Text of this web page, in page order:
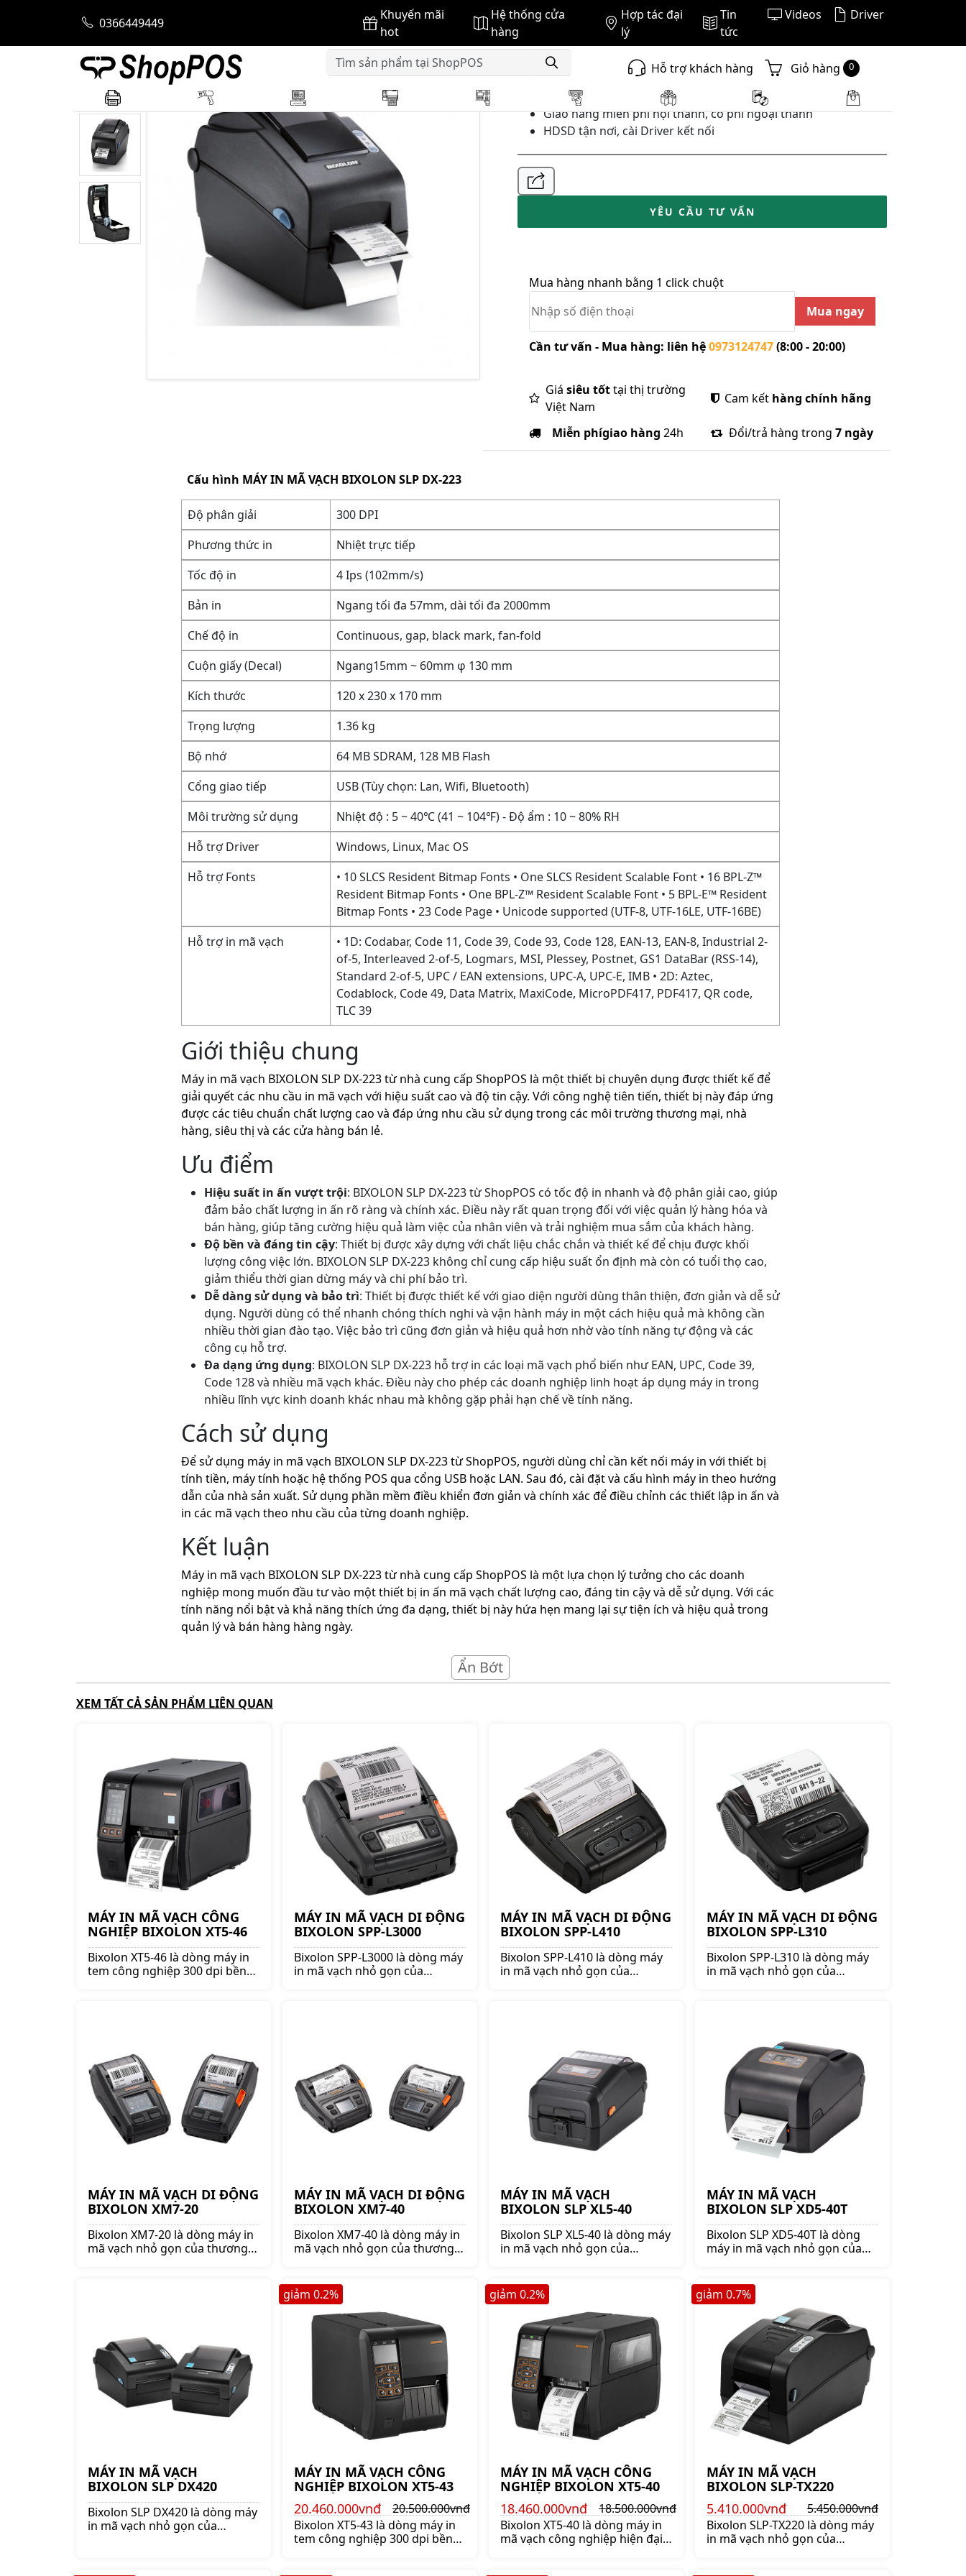
0366449449
Khuyến mãi
hot
Hệ thống cửa
hàng
Hợp tác đại
lý
Tin
tức
Videos Driver
Hỗ trợ khách hàng Giỏ hàng 0
Trang chủ Máy In Mã Vạch Máy In Mã Vạch Bixolon MÁY IN MÃ VẠCH BIXOLON SLP DX-223
GIÁ BÁN :
Giao hàng miễn phí nội thành, có phí ngoại thành
HDSD tận nơi, cài Driver kết nối
YÊU CẦU TƯ VẤN
Mua hàng nhanh bằng 1 click chuột
Mua ngay
Cần tư vấn - Mua hàng: liên hệ0973124747(8:00 - 20:00)
Giá siêu tốttại thị trường
Việt Nam
Cam kết hàng chính hãng
Miễn phígiao hàng 24h Đổi/trả hàng trong 7 ngày
Cấu hình MÁY IN MÃ VẠCH BIXOLON SLP DX-223
Độ phân giải
300 DPI
Phương thức in
Nhiệt trực tiếp
Tốc độ in
4 Ips (102mm/s)
Bản in
Ngang tối đa 57mm, dài tối đa 2000mm
Chế độ in
Continuous, gap, black mark, fan-fold
Cuộn giấy (Decal)
Ngang15mm ~ 60mm φ 130 mm
Kích thước
120 x 230 x 170 mm
Trọng lượng
1.36 kg
Bộ nhớ
64 MB SDRAM, 128 MB Flash
Cổng giao tiếp
USB (Tùy chọn: Lan, Wifi, Bluetooth)
Môi trường sử dụng
Nhiệt độ : 5 ~ 40℃ (41 ~ 104℉) - Độ ẩm : 10 ~ 80% RH
Hỗ trợ Driver
Windows, Linux, Mac OS
Hỗ trợ Fonts
• 10 SLCS Resident Bitmap Fonts • One SLCS Resident Scalable Font • 16 BPL-Z™
Resident Bitmap Fonts • One BPL-Z™ Resident Scalable Font • 5 BPL-E™ Resident
Bitmap Fonts • 23 Code Page • Unicode supported (UTF-8, UTF-16LE, UTF-16BE)
Hỗ trợ in mã vạch
• 1D: Codabar, Code 11, Code 39, Code 93, Code 128, EAN-13, EAN-8, Industrial 2-
of-5, Interleaved 2-of-5, Logmars, MSI, Plessey, Postnet, GS1 DataBar (RSS-14),
Standard 2-of-5, UPC / EAN extensions, UPC-A, UPC-E, IMB • 2D: Aztec,
Codablock, Code 49, Data Matrix, MaxiCode, MicroPDF417, PDF417, QR code,
TLC 39
Giới thiệu chung
Máy in mã vạch BIXOLON SLP DX-223 từ nhà cung cấp ShopPOS là một thiết bị chuyên dụng được thiết kế để
giải quyết các nhu cầu in mã vạch với hiệu suất cao và độ tin cậy. Với công nghệ tiên tiến, thiết bị này đáp ứng
được các tiêu chuẩn chất lượng cao và đáp ứng nhu cầu sử dụng trong các môi trường thương mại, nhà
hàng, siêu thị và các cửa hàng bán lẻ.
Ưu điểm
Hiệu suất in ấn vượt trội: BIXOLON SLP DX-223 từ ShopPOS có tốc độ in nhanh và độ phân giải cao, giúp
đảm bảo chất lượng in ấn rõ ràng và chính xác. Điều này rất quan trọng đối với việc quản lý hàng hóa và
bán hàng, giúp tăng cường hiệu quả làm việc của nhân viên và trải nghiệm mua sắm của khách hàng.
Độ bền và đáng tin cậy: Thiết bị được xây dựng với chất liệu chắc chắn và thiết kế để chịu được khối
lượng công việc lớn. BIXOLON SLP DX-223 không chỉ cung cấp hiệu suất ổn định mà còn có tuổi thọ cao,
giảm thiểu thời gian dừng máy và chi phí bảo trì.
Dễ dàng sử dụng và bảo trì: Thiết bị được thiết kế với giao diện người dùng thân thiện, đơn giản và dễ sử
dụng. Người dùng có thể nhanh chóng thích nghi và vận hành máy in một cách hiệu quả mà không cần
nhiều thời gian đào tạo. Việc bảo trì cũng đơn giản và hiệu quả hơn nhờ vào tính năng tự động và các
công cụ hỗ trợ.
Đa dạng ứng dụng: BIXOLON SLP DX-223 hỗ trợ in các loại mã vạch phổ biến như EAN, UPC, Code 39,
Code 128 và nhiều mã vạch khác. Điều này cho phép các doanh nghiệp linh hoạt áp dụng máy in trong
nhiều lĩnh vực kinh doanh khác nhau mà không gặp phải hạn chế về tính năng.
Cách sử dụng
Để sử dụng máy in mã vạch BIXOLON SLP DX-223 từ ShopPOS, người dùng chỉ cần kết nối máy in với thiết bị
tính tiền, máy tính hoặc hệ thống POS qua cổng USB hoặc LAN. Sau đó, cài đặt và cấu hình máy in theo hướng
dẫn của nhà sản xuất. Sử dụng phần mềm điều khiển đơn giản và chính xác để điều chỉnh các thiết lập in ấn và
in các mã vạch theo nhu cầu của từng doanh nghiệp.
Kết luận
Máy in mã vạch BIXOLON SLP DX-223 từ nhà cung cấp ShopPOS là một lựa chọn lý tưởng cho các doanh
nghiệp mong muốn đầu tư vào một thiết bị in ấn mã vạch chất lượng cao, đáng tin cậy và dễ sử dụng. Với các
tính năng nổi bật và khả năng thích ứng đa dạng, thiết bị này hứa hẹn mang lại sự tiện ích và hiệu quả trong
quản lý và bán hàng hàng ngày.
Ẩn Bớt
XEM TẤT CẢ SẢN PHẨM LIÊN QUAN
MÁY IN MÃ VẠCH CÔNG
NGHIỆP BIXOLON XT5-46
Bixolon XT5-46 là dòng máy in
tem công nghiệp 300 dpi bền
MÁY IN MÃ VẠCH DI ĐỘNG
BIXOLON SPP-L3000
Bixolon SPP-L3000 là dòng máy
in mã vạch nhỏ gọn của
MÁY IN MÃ VẠCH DI ĐỘNG
BIXOLON SPP-L410
Bixolon SPP-L410 là dòng máy
in mã vạch nhỏ gọn của
MÁY IN MÃ VẠCH DI ĐỘNG
BIXOLON SPP-L310
Bixolon SPP-L310 là dòng máy
in mã vạch nhỏ gọn của
MÁY IN MÃ VẠCH DI ĐỘNG
BIXOLON XM7-20
Bixolon XM7-20 là dòng máy in
mã vạch nhỏ gọn của thương
MÁY IN MÃ VẠCH DI ĐỘNG
BIXOLON XM7-40
Bixolon XM7-40 là dòng máy in
mã vạch nhỏ gọn của thương
chính hãng 3 năm.
MÁY IN MÃ VẠCH
BIXOLON SLP XL5-40
Bixolon SLP XL5-40 là dòng máy
in mã vạch nhỏ gọn của
hành chính hãng 3 năm.
MÁY IN MÃ VẠCH
BIXOLON SLP XD5-40T
Bixolon SLP XD5-40T là dòng
máy in mã vạch nhỏ gọn của
hành chính hãng 3 năm.
MÁY IN MÃ VẠCH
BIXOLON SLP DX420
Bixolon SLP DX420 là dòng máy
in mã vạch nhỏ gọn của
MÁY IN MÃ VẠCH CÔNG
NGHIỆP BIXOLON XT5-43
20.460.000vnđ
20.500.000vnđ
Bixolon XT5-43 là dòng máy in
tem công nghiệp 300 dpi bền
giảm 0.2%
MÁY IN MÃ VẠCH CÔNG
NGHIỆP BIXOLON XT5-40
18.460.000vnđ
18.500.000vnđ
Bixolon XT5-40 là dòng máy in
mã vạch công nghiệp hiện đại
giảm 0.2%
MÁY IN MÃ VẠCH
BIXOLON SLP-TX220
5.410.000vnđ
5.450.000vnđ
Bixolon SLP-TX220 là dòng máy
in mã vạch nhỏ gọn của
giảm 0.7%